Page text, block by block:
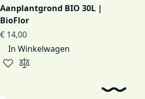
Aanplantgrond BIO 30L |
BioFlor
€ 14,00
In Winkelwagen
Voeg toe aan verlanglijst
Toevoegen om te vergelijken